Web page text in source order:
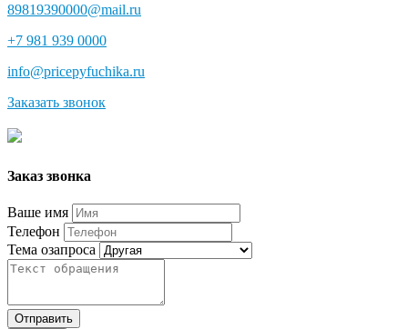
89819390000@mail.ru
+7 981 939 0000
info@pricepyfuchika.ru
Заказать звонок
Заказ звонка
Ваше имя
Телефон
Тема озапроса
Отправить